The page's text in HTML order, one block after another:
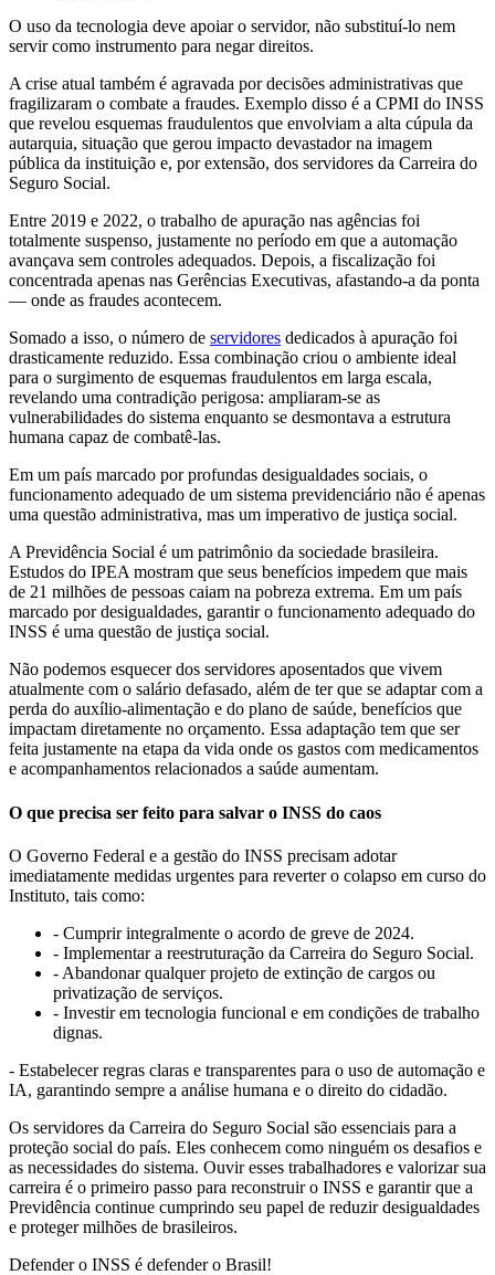
O uso da tecnologia deve apoiar o servidor, não substituí-lo nem
servir como instrumento para negar direitos.
A crise atual também é agravada por decisões administrativas que
fragilizaram o combate a fraudes. Exemplo disso é a CPMI do INSS
que revelou esquemas fraudulentos que envolviam a alta cúpula da
autarquia, situação que gerou impacto devastador na imagem
pública da instituição e, por extensão, dos servidores da Carreira do
Seguro Social.
Entre 2019 e 2022, o trabalho de apuração nas agências foi
totalmente suspenso, justamente no período em que a automação
avançava sem controles adequados. Depois, a fiscalização foi
concentrada apenas nas Gerências Executivas, afastando-a da ponta
— onde as fraudes acontecem.
Somado a isso, o número de servidores dedicados à apuração foi
drasticamente reduzido. Essa combinação criou o ambiente ideal
para o surgimento de esquemas fraudulentos em larga escala,
revelando uma contradição perigosa: ampliaram-se as
vulnerabilidades do sistema enquanto se desmontava a estrutura
humana capaz de combatê-las.
Em um país marcado por profundas desigualdades sociais, o
funcionamento adequado de um sistema previdenciário não é apenas
uma questão administrativa, mas um imperativo de justiça social.
A Previdência Social é um patrimônio da sociedade brasileira.
Estudos do IPEA mostram que seus benefícios impedem que mais
de 21 milhões de pessoas caiam na pobreza extrema. Em um país
marcado por desigualdades, garantir o funcionamento adequado do
INSS é uma questão de justiça social.
Não podemos esquecer dos servidores aposentados que vivem
atualmente com o salário defasado, além de ter que se adaptar com a
perda do auxílio-alimentação e do plano de saúde, benefícios que
impactam diretamente no orçamento. Essa adaptação tem que ser
feita justamente na etapa da vida onde os gastos com medicamentos
e acompanhamentos relacionados a saúde aumentam.
O que precisa ser feito para salvar o INSS do caos
O Governo Federal e a gestão do INSS precisam adotar
imediatamente medidas urgentes para reverter o colapso em curso do
Instituto, tais como:
- Cumprir integralmente o acordo de greve de 2024.
- Implementar a reestruturação da Carreira do Seguro Social.
- Abandonar qualquer projeto de extinção de cargos ou
privatização de serviços.
- Investir em tecnologia funcional e em condições de trabalho
dignas.
- Estabelecer regras claras e transparentes para o uso de automação e
IA, garantindo sempre a análise humana e o direito do cidadão.
Os servidores da Carreira do Seguro Social são essenciais para a
proteção social do país. Eles conhecem como ninguém os desafios e
as necessidades do sistema. Ouvir esses trabalhadores e valorizar sua
carreira é o primeiro passo para reconstruir o INSS e garantir que a
Previdência continue cumprindo seu papel de reduzir desigualdades
e proteger milhões de brasileiros.
Defender o INSS é defender o Brasil!